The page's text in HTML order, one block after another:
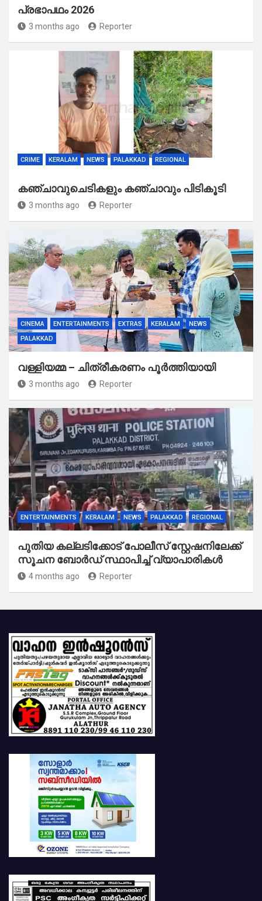
പ്രഭാപഥം 2026
3 months ago Reporter
CRIME KERALAM NEWS PALAKKAD REGIONAL
കഞ്ചാവുചെടികളും കഞ്ചാവും പിടികൂടി
3 months ago Reporter
CINEMA ENTERTAINMENTS EXTRAS KERALAM
NEWS
PALAKKAD
വള്ളിയമ്മ – ചിത്രീകരണം പൂർത്തിയായി
3 months ago Reporter
ENTERTAINMENTS KERALAM NEWS PALAKKAD REGIONAL
പുതിയ കല്ലടിക്കോട് പോലീസ് സ്റ്റേഷനിലേക്ക്
സൂചന ബോർഡ് സ്ഥാപിച്ച് വ്യാപാരികൾ
4 months ago Reporter